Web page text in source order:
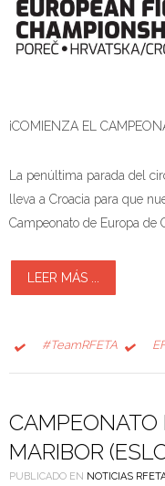
¡COMIENZA EL
La penúltima parada del
lleva a Croacia para que
Campeonato de Europa de
LEER MÁS ...
#TeamRFETA
CAMPEONATO
MARIBOR
PUBLICADO EN NOTICIAS